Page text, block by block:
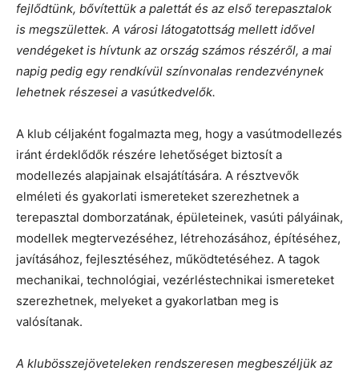
fejlődtünk, bővítettük a palettát és az első terepasztalok
is megszülettek. A városi látogatottság mellett idővel
vendégeket is hívtunk az ország számos részéről, a mai
napig pedig egy rendkívül színvonalas rendezvénynek
lehetnek részesei a vasútkedvelők.
A klub céljaként fogalmazta meg, hogy a vasútmodellezés
iránt érdeklődők részére lehetőséget biztosít a
modellezés alapjainak elsajátítására. A résztvevők
elméleti és gyakorlati ismereteket szerezhetnek a
terepasztal domborzatának, épületeinek, vasúti pályáinak,
modellek megtervezéséhez, létrehozásához, építéséhez,
javításához, fejlesztéséhez, működtetéséhez. A tagok
mechanikai, technológiai, vezérléstechnikai ismereteket
szerezhetnek, melyeket a gyakorlatban meg is
valósítanak.
A klubösszejöveteleken rendszeresen megbeszéljük az